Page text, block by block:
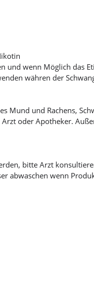
und wenn Möglich das
währen der
Mund und Rachens,
oder Apotheker.
bitte Arzt
abwaschen wenn